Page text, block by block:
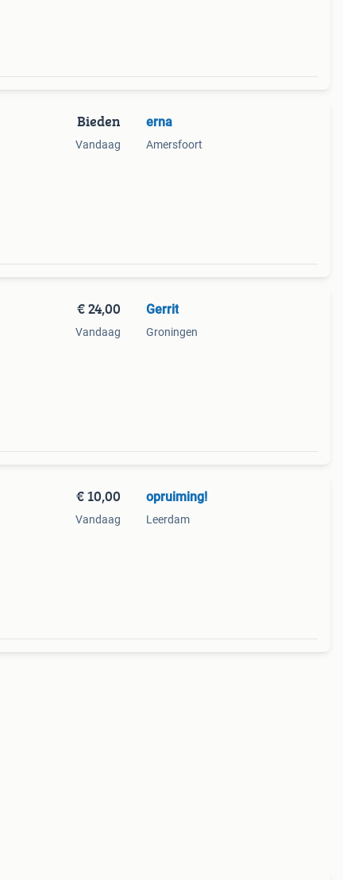
Bieden
Vandaag
erna
Amersfoort
€ 24,00
Vandaag
Gerrit
Groningen
€ 10,00
Vandaag
opruiming!
Leerdam